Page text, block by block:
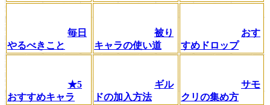
毎日
やるべきこと
被り
キャラの使い道
おす
すめドロップ
★5
おすすめキャラ
ギル
ドの加入方法
サモ
クリの集め方